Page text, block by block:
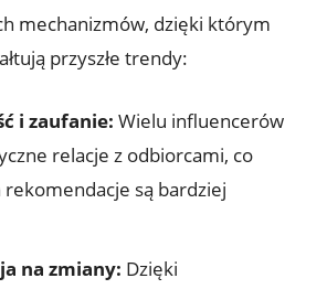
mechanizmów, dzięki którym
przyszłe trendy:
i zaufanie: Wielu influencerów
relacje z odbiorcami, co
rekomendacje są bardziej
na zmiany: Dzięki